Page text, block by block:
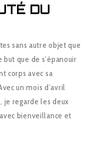
DU
sans autre objet que
que de s’épanouir
corps avec sa
un mois d’avril
je regarde les deux
bienveillance et